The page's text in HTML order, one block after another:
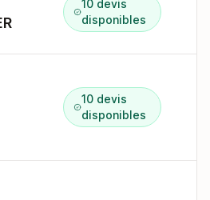
10 devis
disponibles
10 devis
disponibles